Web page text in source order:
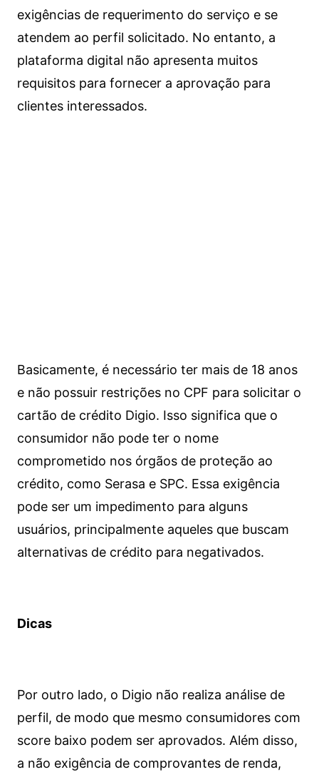
exigências de requerimento do serviço e se
atendem ao perfil solicitado. No entanto, a
plataforma digital não apresenta muitos
requisitos para fornecer a aprovação para
clientes interessados.
Basicamente, é necessário ter mais de 18 anos
e não possuir restrições no CPF para solicitar o
cartão de crédito Digio. Isso significa que o
consumidor não pode ter o nome
comprometido nos órgãos de proteção ao
crédito, como Serasa e SPC. Essa exigência
pode ser um impedimento para alguns
usuários, principalmente aqueles que buscam
alternativas de crédito para negativados.
Dicas
Por outro lado, o Digio não realiza análise de
perfil, de modo que mesmo consumidores com
score baixo podem ser aprovados. Além disso,
a não exigência de comprovantes de renda,